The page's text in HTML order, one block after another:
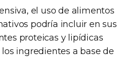
el uso de alimentos
podría incluir en sus
proteicas y lipídicas
ingredientes a base de